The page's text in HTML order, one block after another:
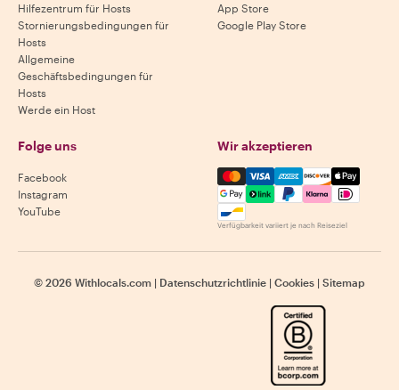
Hilfezentrum für Hosts
Stornierungsbedingungen für
Hosts
Allgemeine
Geschäftsbedingungen für
Hosts
Werde ein Host
App Store
Google Play Store
Folge uns
Facebook
Instagram
YouTube
Wir akzeptieren
Mastercard, Visa, Amex,
Verfügbarkeit variiert je nach Reiseziel
© 2026 Withlocals.com | Datenschutzrichtlinie | Cookies | Sitemap